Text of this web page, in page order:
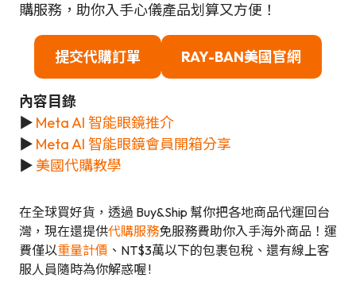
購服務，助你入手心儀產品划算又方便！
提交代購訂單 RAY-BAN美國官網
內容目錄
▶ Meta AI 智能眼鏡推介
▶ Meta AI 智能眼鏡會員開箱分享
▶ 美國代購教學
在全球買好貨，透過 Buy&Ship 幫你把各地商品代運回台
灣，現在還提供代購服務免服務費助你入手海外商品！運
費僅以重量計價 、NT$3萬以下的包裹包稅、還有線上客
服人員隨時為你解惑喔 !